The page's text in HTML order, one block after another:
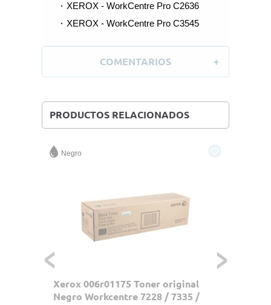
XEROX - WorkCentre Pro C2636
XEROX - WorkCentre Pro C3545
COMENTARIOS
PRODUCTOS RELACIONADOS
Negro
Xerox 006r01175 Toner original
Negro Workcentre 7228 / 7335 /